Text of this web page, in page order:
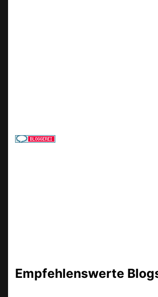
Empfehlenswerte